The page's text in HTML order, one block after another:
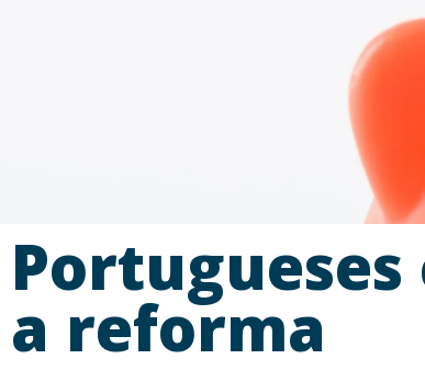
a reforma